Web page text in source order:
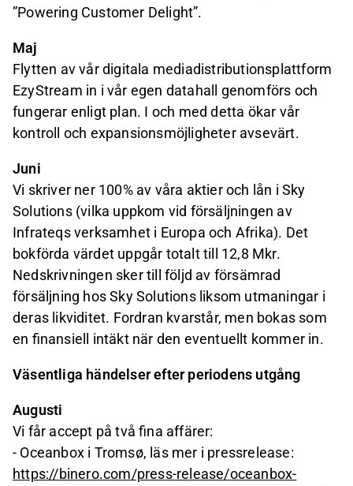
”Powering Customer Delight”.
Maj
Flytten av vår digitala mediadistributionsplattform
EzyStream in i vår egen datahall genomförs och
fungerar enligt plan. I och med detta ökar vår
kontroll och expansionsmöjligheter avsevärt.
Juni
Vi skriver ner 100% av våra aktier och lån i Sky
Solutions (vilka uppkom vid försäljningen av
Infrateqs verksamhet i Europa och Afrika). Det
bokförda värdet uppgår totalt till 12,8 Mkr.
Nedskrivningen sker till följd av försämrad
försäljning hos Sky Solutions liksom utmaningar i
deras likviditet. Fordran kvarstår, men bokas som
en finansiell intäkt när den eventuellt kommer in.
Väsentliga händelser efter periodens utgång
Augusti
Vi får accept på två fina affärer:
- Oceanbox i Tromsø, läs mer i pressrelease:
https://binero.com/press-release/oceanbox-